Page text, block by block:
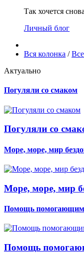
Так хочется
Личный блог
Вся колонка /
Актуально
Погуляли со смаком
Погуляли со
Море, море, мир
Море, море, мир
Помощь помогающим
Помощь